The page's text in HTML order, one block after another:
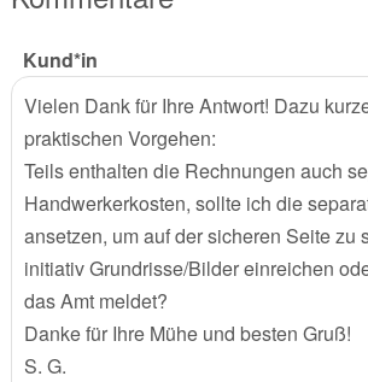
Kund*in
Vielen Dank für Ihre Antwort! Dazu
praktischen Vorgehen:
Teils enthalten die Rechnungen auch
Handwerkerkosten, sollte ich die
ansetzen, um auf der sicheren Seite zu
initiativ Grundrisse/Bilder einreichen
das Amt meldet?
Danke für Ihre Mühe und besten Gruß!
S. G.